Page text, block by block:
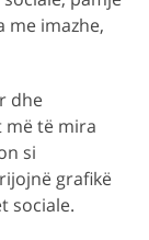
me imazhe,
dhe
më të mira
si
grafikë
sociale.